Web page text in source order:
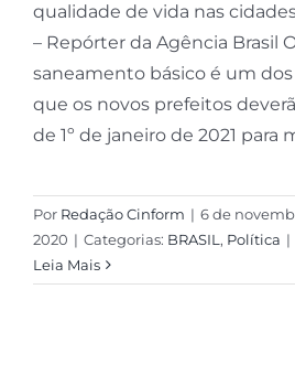
qualidade de vida nas
– Repórter da Agência Brasil
saneamento básico é um
que os novos prefeitos
de 1º de janeiro de 2021 para
Por Redação Cinform | 6 de
2020 | Categorias: BRASIL, Política |
Leia Mais